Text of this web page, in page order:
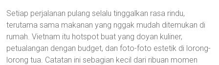
Setiap perjalanan pulang selalu tinggalkan rasa rindu,
terutama sama makanan yang nggak mudah ditemukan di
rumah. Vietnam itu hotspot buat yang doyan kuliner,
petualangan dengan budget, dan foto-foto estetik di lorong-
lorong tua. Catatan ini sebagian kecil dari ribuan momen